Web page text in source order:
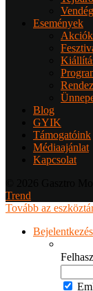
Események
Akciók
Blog
GYIK
Támogatóink
Médiaajánlat
Kapcsolat
Trend
Tovább az
Bejelentkezés